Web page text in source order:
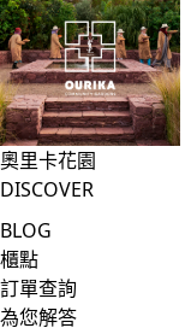
奧里卡花園
DISCOVER
BLOG
櫃點
訂單查詢
為您解答